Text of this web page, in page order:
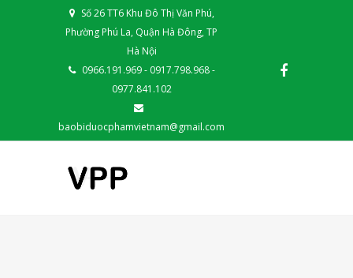
Số 26 TT6 Khu Đô Thị Văn Phú,
Phường Phú La, Quận Hà Đông, TP
Hà Nội
0966.191.969 - 0917.798.968 -
0977.841.102
baobiduocphamvietnam@gmail.com